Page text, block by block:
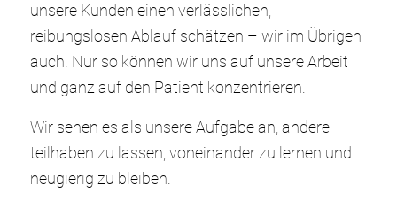
unsere Kunden einen verlässlichen,
reibungslosen Ablauf schätzen – wir im Übrigen
auch. Nur so können wir uns auf unsere Arbeit
und ganz auf den Patient konzentrieren.
Wir sehen es als unsere Aufgabe an, andere
teilhaben zu lassen, voneinander zu lernen und
neugierig zu bleiben.